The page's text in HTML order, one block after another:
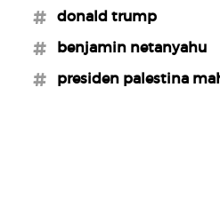
#donald trump
#benjamin netanyahu
#presiden palestina